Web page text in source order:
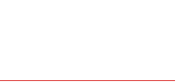
等于正确，坚持自主研发
在竞争激烈的市场中真正